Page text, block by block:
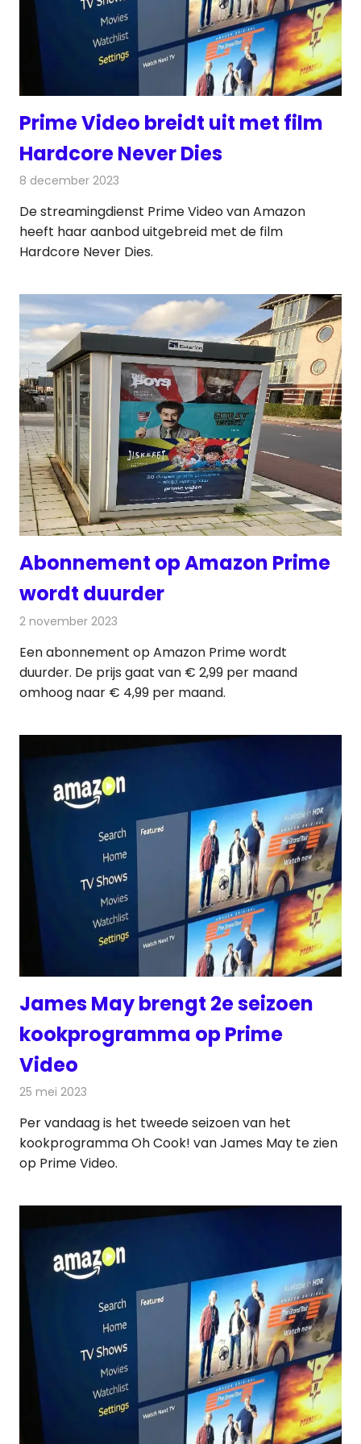
Prime Video breidt uit met film
Hardcore Never Dies
8 december 2023
De streamingdienst Prime Video van Amazon
heeft haar aanbod uitgebreid met de film
Hardcore Never Dies.
Abonnement op Amazon Prime
wordt duurder
2 november 2023
Een abonnement op Amazon Prime wordt
duurder. De prijs gaat van € 2,99 per maand
omhoog naar € 4,99 per maand.
James May brengt 2e seizoen
kookprogramma op Prime
Video
25 mei 2023
Per vandaag is het tweede seizoen van het
kookprogramma Oh Cook! van James May te zien
op Prime Video.